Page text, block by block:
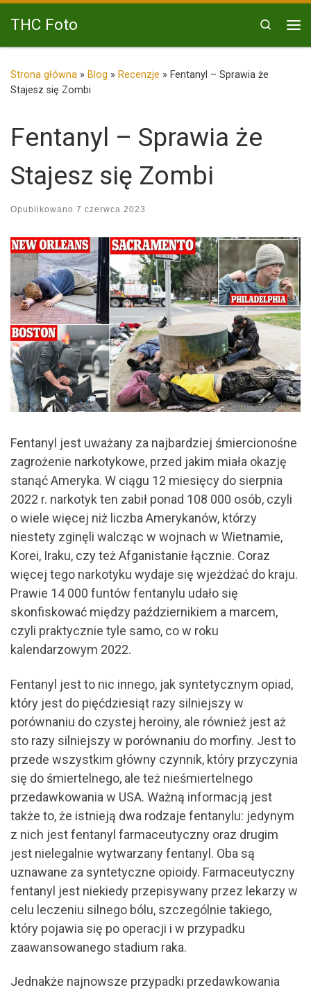
Przejdź do treści
THC Foto
Search
Strona główna » Blog » Recenzje » Fentanyl – Sprawia że
Stajesz się Zombi
Fentanyl – Sprawia że
Stajesz się Zombi
Opublikowano 7 czerwca 2023
Fentanyl jest uważany za najbardziej śmiercionośne
zagrożenie narkotykowe, przed jakim miała okazję
stanąć Ameryka. W ciągu 12 miesięcy do sierpnia
2022 r. narkotyk ten zabił ponad 108 000 osób, czyli
o wiele więcej niż liczba Amerykanów, którzy
niestety zginęli walcząc w wojnach w Wietnamie,
Korei, Iraku, czy też Afganistanie łącznie. Coraz
więcej tego narkotyku wydaje się wjeżdżać do kraju.
Prawie 14 000 funtów fentanylu udało się
skonfiskować między październikiem a marcem,
czyli praktycznie tyle samo, co w roku
kalendarzowym 2022.
Fentanyl jest to nic innego, jak syntetycznym opiad,
który jest do pięćdziesiąt razy silniejszy w
porównaniu do czystej heroiny, ale również jest aż
sto razy silniejszy w porównaniu do morfiny. Jest to
przede wszystkim główny czynnik, który przyczynia
się do śmiertelnego, ale też nieśmiertelnego
przedawkowania w USA. Ważną informacją jest
także to, że istnieją dwa rodzaje fentanylu: jedynym
z nich jest fentanyl farmaceutyczny oraz drugim
jest nielegalnie wytwarzany fentanyl. Oba są
uznawane za syntetyczne opioidy. Farmaceutyczny
fentanyl jest niekiedy przepisywany przez lekarzy w
celu leczeniu silnego bólu, szczególnie takiego,
który pojawia się po operacji i w przypadku
zaawansowanego stadium raka.
Jednakże najnowsze przypadki przedawkowania